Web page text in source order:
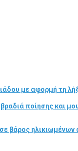
με αφορμή τη
ποίησης και
βάρος ηλικιωμένων